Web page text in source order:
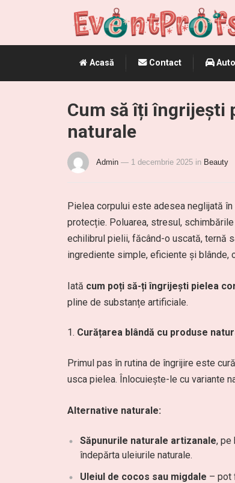
Acasă Contact Auto
Cum să îți îngrijești
naturale
Admin — 1 decembrie 2025 in Beauty
Pielea corpului este adesea neglijată
protecție. Poluarea, stresul,
echilibrul pielii, făcând-o uscată, ternă
ingrediente simple, eficiente și
Iată cum poți să-ți îngrijești pielea
pline de substanțe artificiale.
Curățarea blândă cu produse
Primul pas în rutina de îngrijire este
usca pielea. Înlocuiește-le cu variante
Alternative naturale:
Săpunurile naturale artizanale, pe
îndepărta uleiurile naturale.
Uleiul de cocos sau migdale – pot